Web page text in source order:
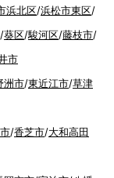
浜北区/浜松市東区/
/葵区/駿河区/藤枝市/
市
洲市/東近江市/草津
/香芝市/大和高田